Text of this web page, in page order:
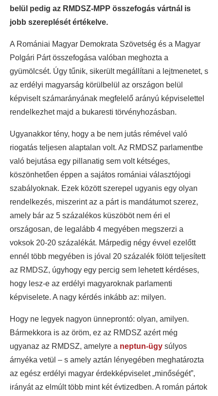
belül pedig az RMDSZ-MPP összefogás vártnál is
jobb szereplését értékelve.
A Romániai Magyar Demokrata Szövetség és a Magyar
Polgári Párt összefogása valóban meghozta a
gyümölcsét. Úgy tűnik, sikerült megállítani a lejtmenetet, s
az erdélyi magyarság körülbelül az országon belül
képviselt számarányának megfelelő arányú képviselettel
rendelkezhet majd a bukaresti törvényhozásban.
Ugyanakkor tény, hogy a be nem jutás rémével való
riogatás teljesen alaptalan volt. Az RMDSZ parlamentbe
való bejutása egy pillanatig sem volt kétséges,
köszönhetően éppen a sajátos romániai választójogi
szabályoknak. Ezek között szerepel ugyanis egy olyan
rendelkezés, miszerint az a párt is mandátumot szerez,
amely bár az 5 százalékos küszöböt nem éri el
országosan, de legalább 4 megyében megszerzi a
voksok 20-20 százalékát. Márpedig négy évvel ezelőtt
ennél több megyében is jóval 20 százalék fölött teljesített
az RMDSZ, úgyhogy egy percig sem lehetett kérdéses,
hogy lesz-e az erdélyi magyaroknak parlamenti
képviselete. A nagy kérdés inkább az: milyen.
Hogy ne legyek nagyon ünneprontó: olyan, amilyen.
Bármekkora is az öröm, ez az RMDSZ azért még
ugyanaz az RMDSZ, amelyre a neptun-ügy súlyos
árnyéka vetül – s amely aztán lényegében meghatározta
az egész erdélyi magyar érdekképviselet „minőségét”,
irányát az elmúlt több mint két évtizedben. A román pártok